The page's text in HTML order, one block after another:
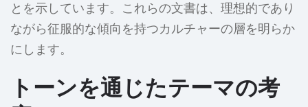
とを示しています。これらの文書は、理想的であり
ながら征服的な傾向を持つカルチャーの層を明らか
にします。
トーンを通じたテーマの考